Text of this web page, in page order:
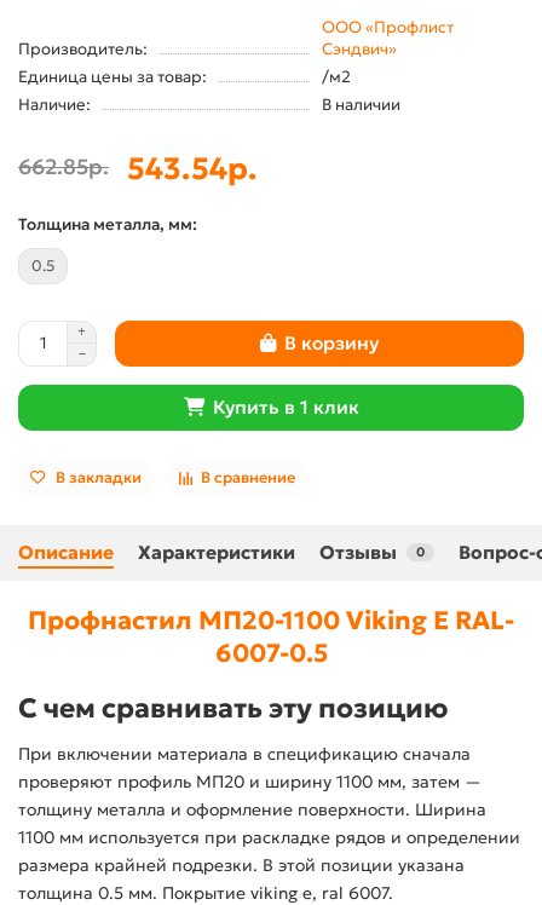
Производитель:
ООО «Профлист
Сэндвич»
Единица цены за товар:
/м2
Наличие:
В наличии
662.85р. 543.54р.
Толщина металла, мм:
0.5
В корзину
Купить в 1 клик
В закладки В сравнение
Описание Характеристики Отзывы 0 Вопрос-
Профнастил МП20-1100 Viking E RAL-
6007-0.5
С чем сравнивать эту позицию
При включении материала в спецификацию сначала
проверяют профиль МП20 и ширину 1100 мм, затем —
толщину металла и оформление поверхности. Ширина
1100 мм используется при раскладке рядов и определении
размера крайней подрезки. В этой позиции указана
толщина 0.5 мм. Покрытие viking e, ral 6007.